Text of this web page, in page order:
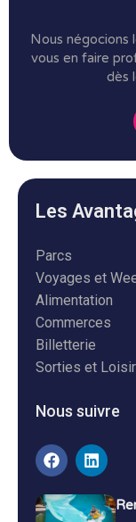
Nous négocions
vous en faire
dès
Les
Parcs
Voyages et
Alimentation
Commerces
Billetterie
Sorties et
Nous suivre